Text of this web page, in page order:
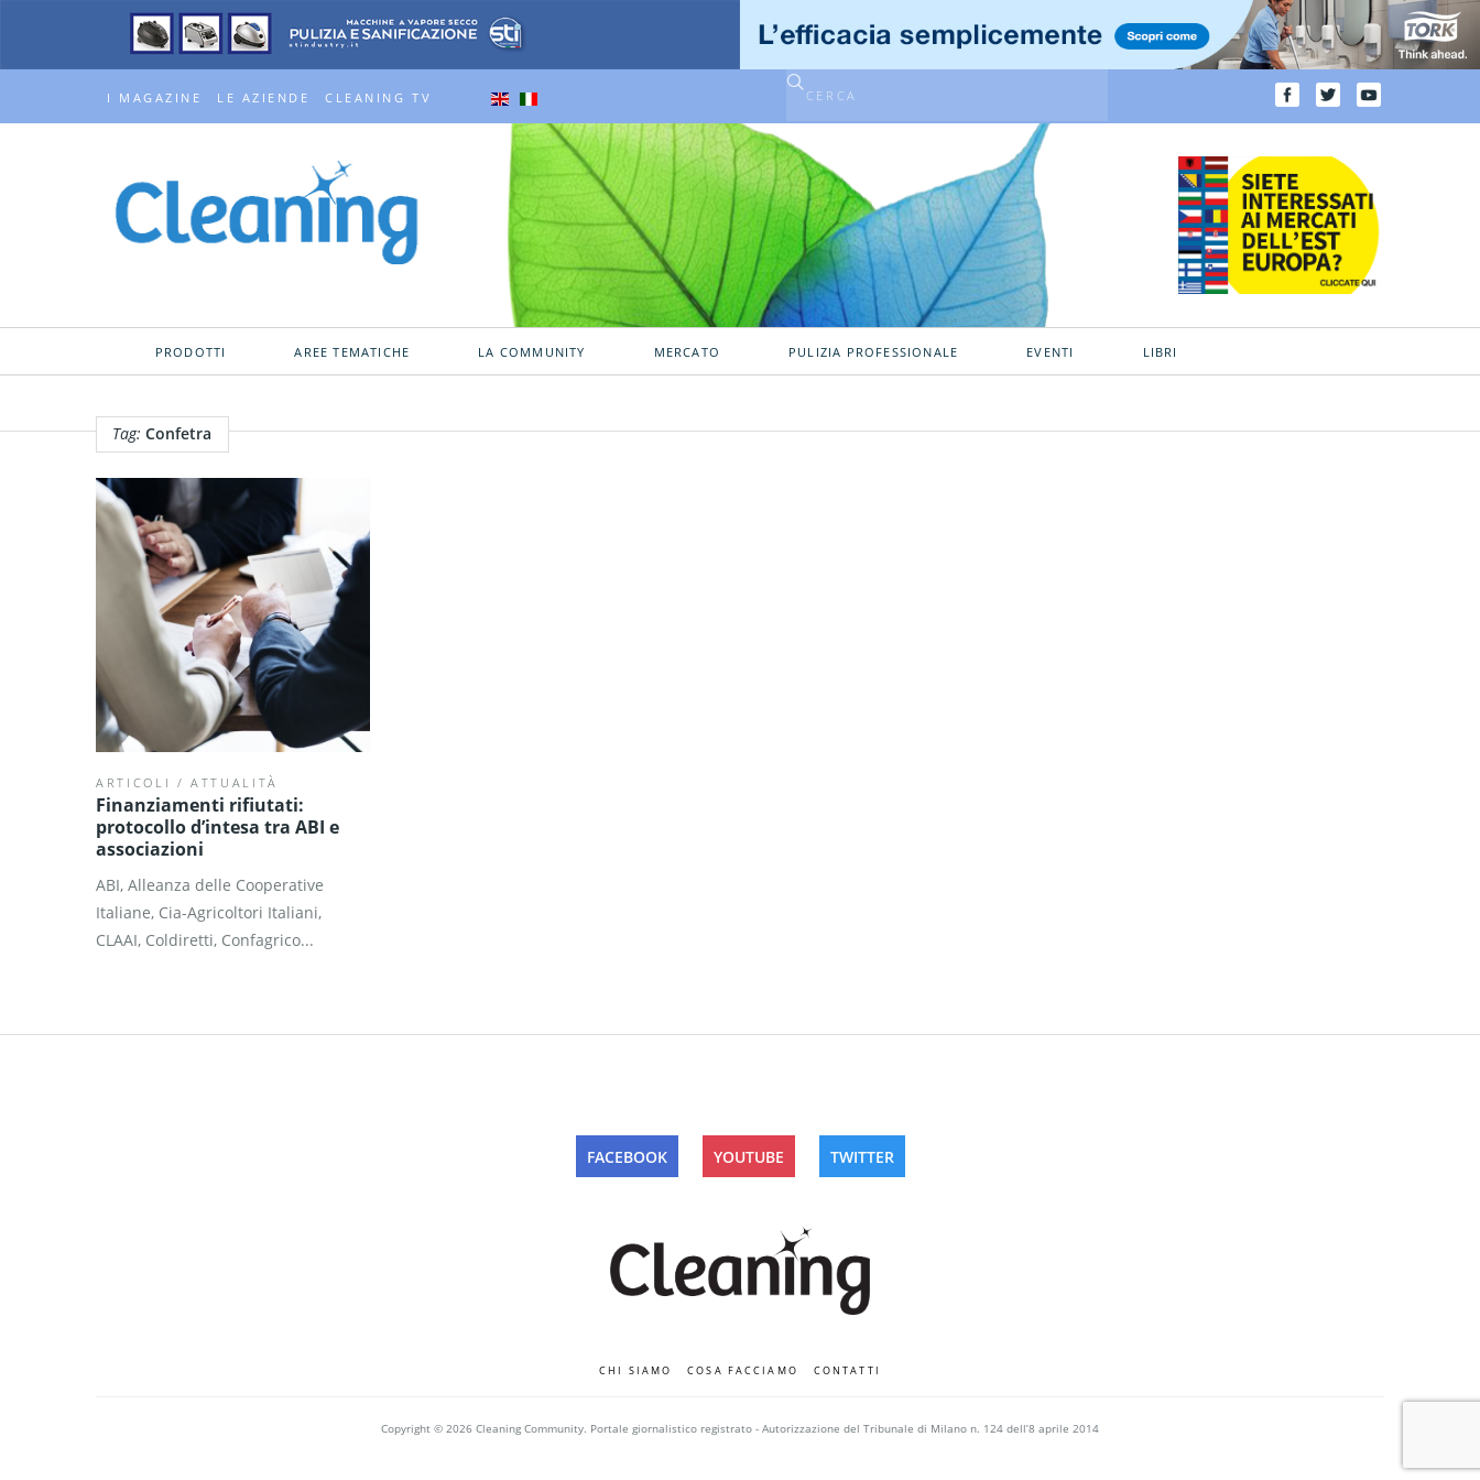
I MAGAZINE LE AZIENDE CLEANING TV
PRODOTTI AREE TEMATICHE LA COMMUNITY MERCATO PULIZIA PROFESSIONALE EVENTI LIBRI
Tag: Confetra
ARTICOLI /ATTUALITÀ
Finanziamenti rifiutati:
protocollo d’intesa tra ABI e
associazioni
ABI, Alleanza delle Cooperative
Italiane, Cia-Agricoltori Italiani,
CLAAI, Coldiretti, Confagrico...
FACEBOOK YOUTUBE TWITTER
CHI SIAMO COSA FACCIAMO CONTATTI
Copyright © 2026 Cleaning Community. Portale giornalistico registrato - Autorizzazione del Tribunale di Milano n. 124 dell’8 aprile 2014